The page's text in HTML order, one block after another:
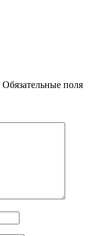
Обязательные поля